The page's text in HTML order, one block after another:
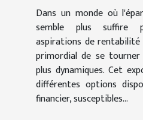
Dans un monde où
semble plus suffire
aspirations de
primordial de se
plus dynamiques. Cet
différentes options
financier, susceptibles...